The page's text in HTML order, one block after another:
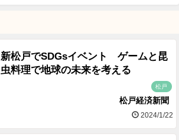
新松戸でSDGsイベント ゲームと昆
虫料理で地球の未来を考える
松戸
松戸経済新聞
2024/1/22